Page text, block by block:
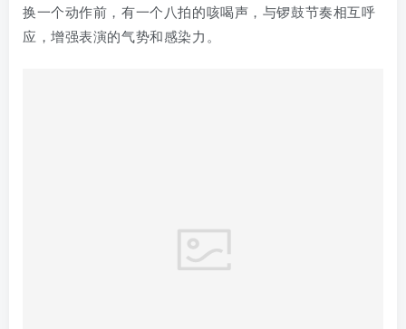
换一个动作前，有一个八拍的咳喝声，与锣鼓节奏相互呼
应，增强表演的气势和感染力。